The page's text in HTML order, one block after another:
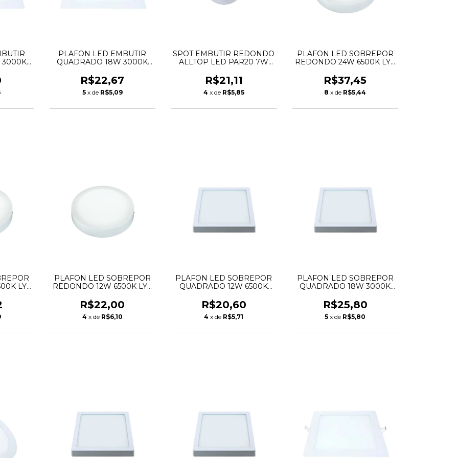
3000K
PLAFON LED EMBUTIR
QUADRADO 18W 3000K
R$22,67
5 x de R$5,09
SPOT EMBUTIR REDONDO
ALLTOP LED PAR20 7W
R$21,11
4 x de R$5,85
PLAFON LED SOBREPOR
REDONDO 24W 6500K LYS
R$37,45
8 x de R$5,44
LYS
PLAFON LED SOBREPOR
REDONDO 12W 6500K LYS
R$22,00
4 x de R$6,10
PLAFON LED SOBREPOR
QUADRADO 12W 6500K
R$20,60
4 x de R$5,71
PLAFON LED SOBREPOR
QUADRADO 18W 3000K
R$25,80
5 x de R$5,80